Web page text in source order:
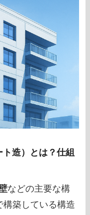
造）とは？仕組
などの主要な構
築している構造